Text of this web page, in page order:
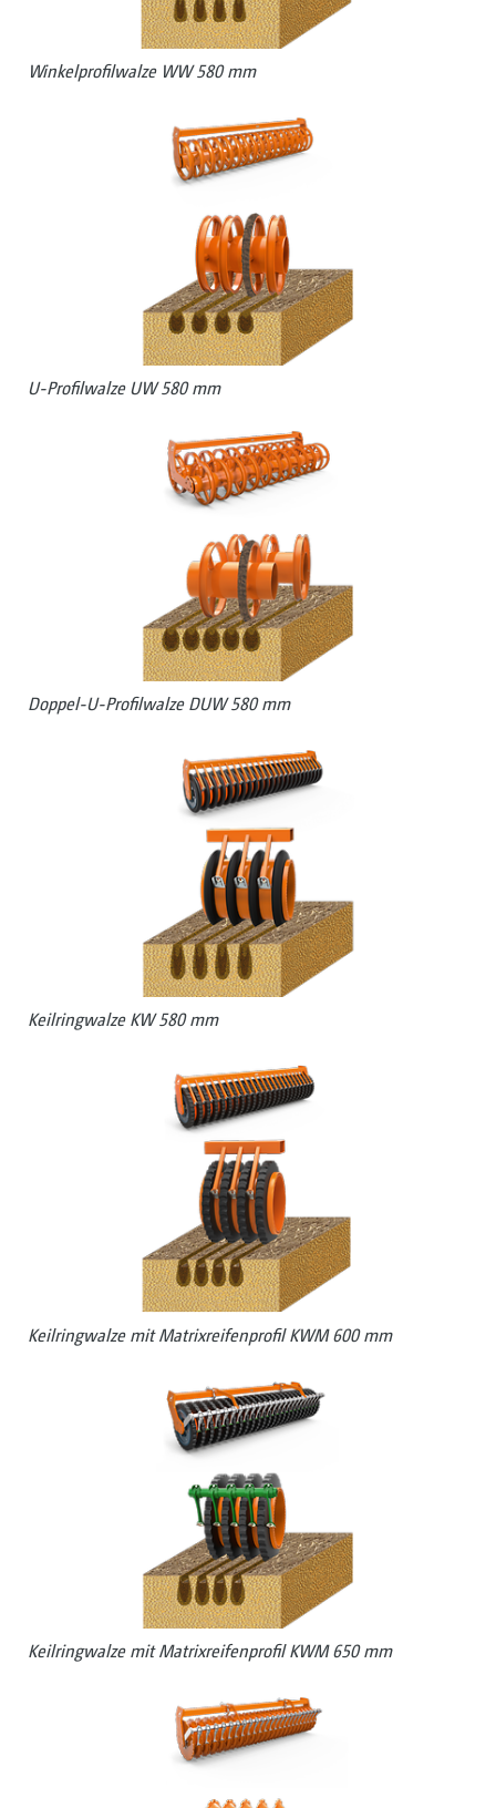
Winkelprofilwalze WW 580 mm
U-Profilwalze UW 580 mm
Doppel-U-Profilwalze DUW 580 mm
Keilringwalze KW 580 mm
Keilringwalze mit Matrixreifenprofil KWM 600 mm
Keilringwalze mit Matrixreifenprofil KWM 650 mm